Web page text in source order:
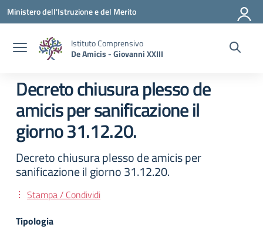
Vai ai contenuti
Vai al menu di navigazione
Vai al footer
Ministero dell'Istruzione e del Merito
Istituto Comprensivo
De Amicis - Giovanni XXIII
Decreto chiusura plesso de
amicis per sanificazione il
giorno 31.12.20.
Decreto chiusura plesso de amicis per
sanificazione il giorno 31.12.20.
Stampa / Condividi
Tipologia